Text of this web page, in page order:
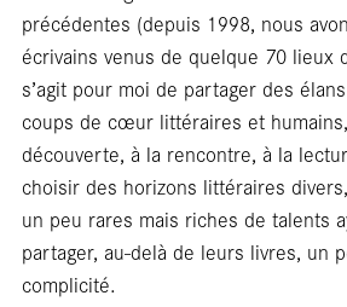
précédentes (depuis 1998, nous
écrivains venus de quelque 70 lieux
s’agit pour moi de partager des
coups de cœur littéraires et
découverte, à la rencontre, à la
choisir des horizons littéraires
un peu rares mais riches de talents
partager, au-delà de leurs livres, un
complicité.